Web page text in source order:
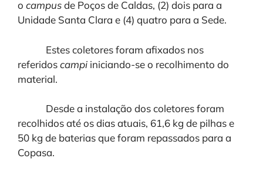
o campusde Poços de Caldas, (2) dois para a
Unidade Santa Clara e (4) quatro para a Sede.
Estes coletores foram afixados nos
referidoscampi iniciando-se o recolhimento do
material.
Desde a instalação dos coletores foram
recolhidos até os dias atuais, 61,6 kg de pilhas e
50 kg de baterias que foram repassados para a
Copasa.